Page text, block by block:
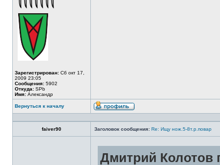
Зарегистрирован: Сб окт 17,
2009 23:05
Сообщения: 5902
Откуда: SPb
Имя: Александр
Вернуться к началу
faiver90 Заголовок сообщения: Re: Ищу нож.5-8т.р.повар
Дмитрий Колотов